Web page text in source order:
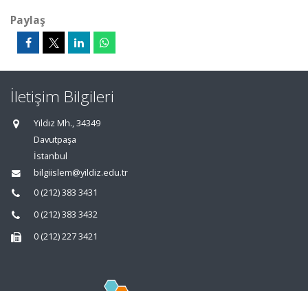
Paylaş
İletişim Bilgileri
Yıldız Mh., 34349
Davutpaşa
İstanbul
bilgiislem@yildiz.edu.tr
0 (212) 383 3431
0 (212) 383 3432
0 (212) 227 3421